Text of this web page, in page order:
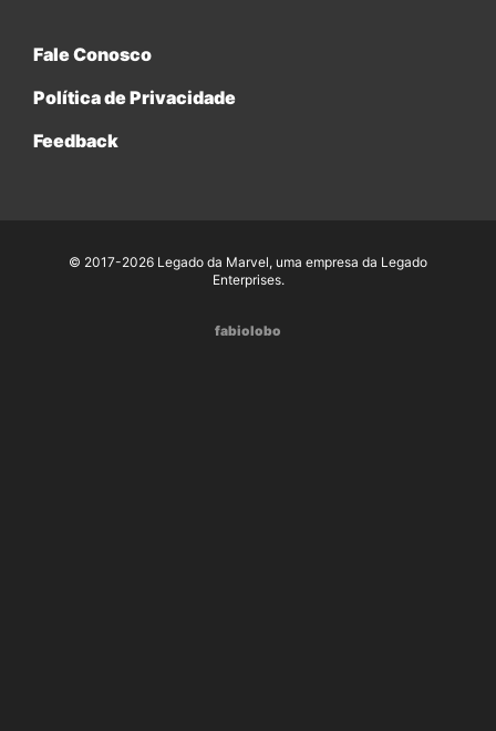
Fale Conosco
Política de Privacidade
Feedback
© 2017-2026 Legado da Marvel, uma empresa da Legado
Enterprises.
fabiolobo